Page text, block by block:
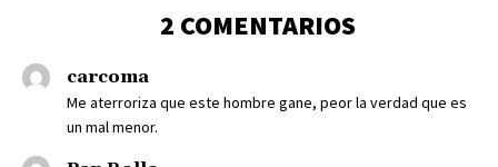
2 COMENTARIOS
carcoma
Me aterroriza que este hombre gane, peor la verdad que es
un mal menor.